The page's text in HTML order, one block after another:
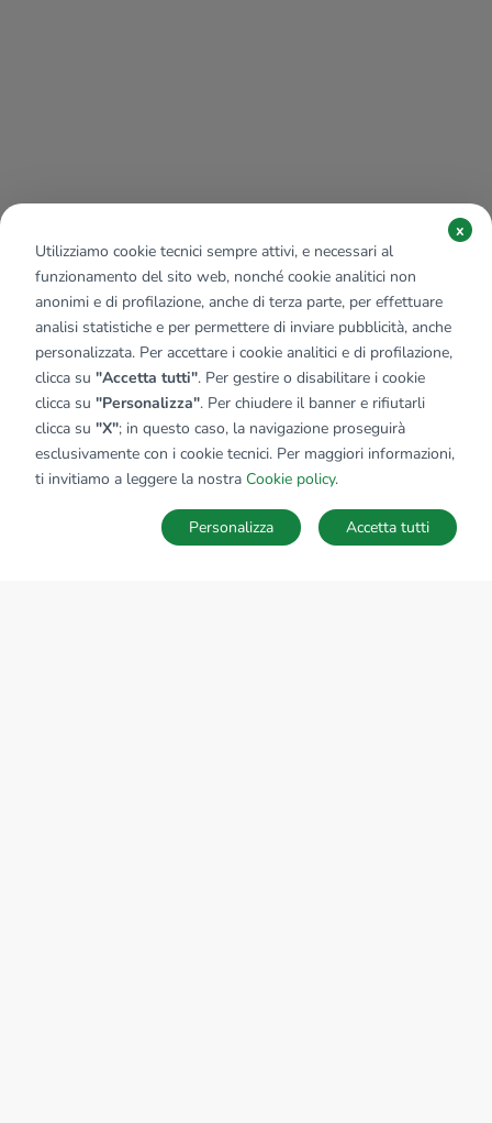
Rhegion Group Immobiliare Srl
Via Nazionale, 172 89135 Reggio Di Calabria (RC)
CONTATTACI
Utilizziamo cookie tecnici sempre attivi, e necessari al
funzionamento del sito web, nonché cookie analitici non
anonimi e di profilazione, anche di terza parte, per effettuare
analisi statistiche e per permettere di inviare pubblicità, anche
personalizzata. Per accettare i cookie analitici e di profilazione,
clicca su "Accetta tutti". Per gestire o disabilitare i cookie
clicca su "Personalizza". Per chiudere il banner e rifiutarli
clicca su "X"; in questo caso, la navigazione proseguirà
esclusivamente con i cookie tecnici. Per maggiori informazioni,
ti invitiamo a leggere la nostra Cookie policy.
x
Accetta tutti
Personalizza